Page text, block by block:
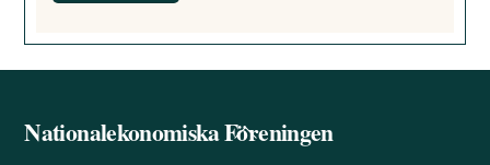
Back
Nationalekonomiska Föreningen